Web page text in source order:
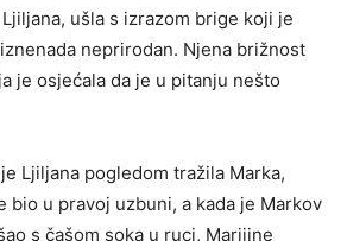
ušla s izrazom brige koji je
neprirodan. Njena brižnost
je osjećala da je u pitanju nešto
Ljiljana pogledom tražila Marka,
bio u pravoj uzbuni, a kada je Markov
s čašom soka u ruci, Marijine